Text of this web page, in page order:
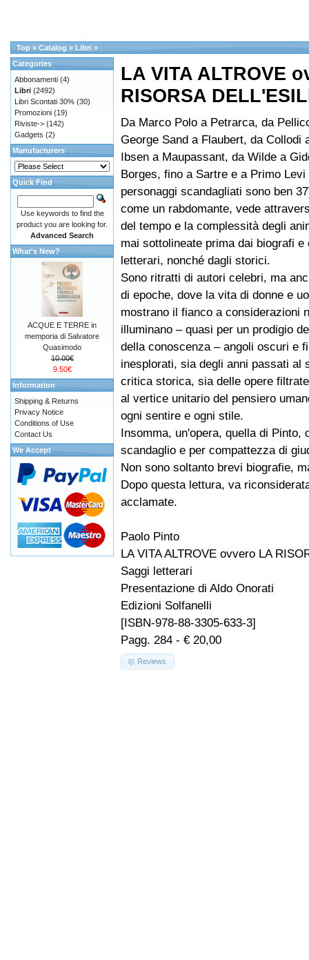
Top » Catalog » Libri »
LA VITA ALTROVE
RISORSA
Da Marco Polo a Petrarca, da
George Sand a Flaubert, da Collodi
Ibsen a Maupassant, da Wilde a
Borges, fino a Sartre e a Primo Levi
personaggi scandagliati sono ben
come un rabdomante, vede
del tempo e la complessità degli
mai sottolineate prima dai biografi
letterari, nonché dagli storici.
Sono ritratti di autori celebri, ma
di epoche, dove la vita di donne e
mostrano il fianco a considerazioni
illuminano – quasi per un prodigio
della conoscenza – angoli oscuri e
inesplorati, sia degli anni passati al
critica storica, sia delle opere
al vertice unitario del pensiero
ogni sentire e ogni stile.
Insomma, un'opera, quella di Pinto,
scandaglio e per compattezza di
Non sono soltanto brevi biografie,
Dopo questa lettura, va
acclamate.
Paolo Pinto
LA VITA ALTROVE ovvero LA
Saggi letterari
Presentazione di Aldo Onorati
Edizioni Solfanelli
[ISBN-978-88-3305-633-3]
Pagg. 284 - € 20,00
Reviews
Categories
Abbonamenti (4)
Libri (2492)
Libri Scontati 30% (30)
Promozioni (19)
Riviste-> (142)
Gadgets (2)
Manufacturers
Quick Find
Use keywords to find the
product you are looking for.
Advanced Search
What's New?
ACQUE E TERRE in
memporia di Salvatore
Quasimodo
10.00€
9.50€
Information
Shipping & Returns
Privacy Notice
Conditions of Use
Contact Us
We Accept